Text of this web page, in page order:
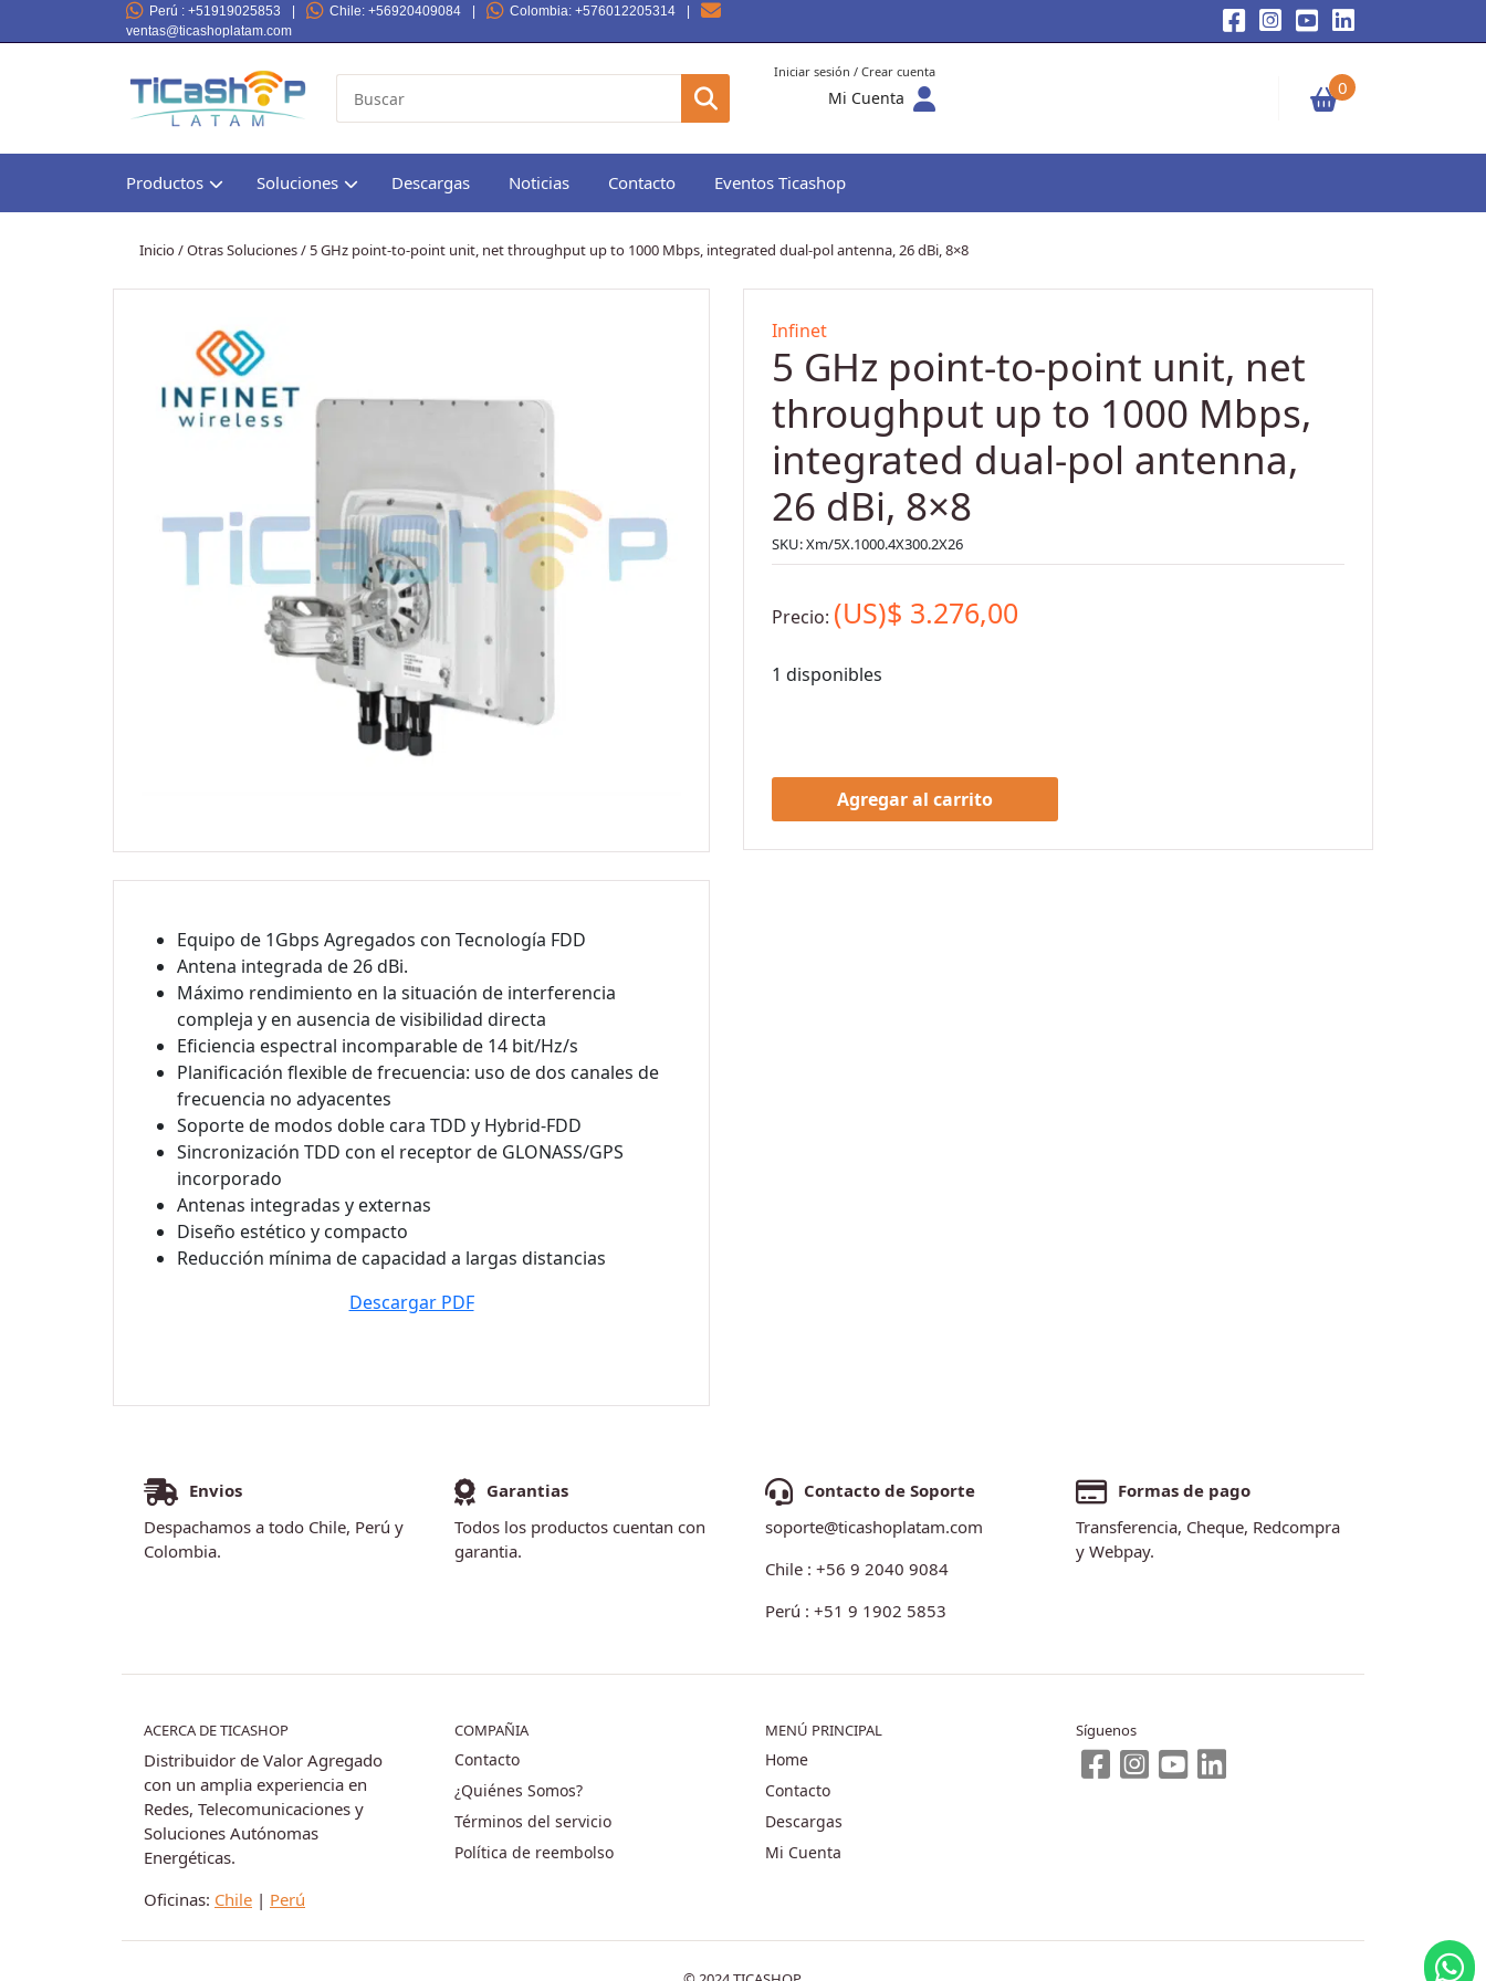
Perú : +51919025853 | Chile: +56920409084 | Colombia: +576012205314
|
ventas@ticashoplatam.com
Iniciar sesión / Crear cuenta
Mi Cuenta 0
Productos Soluciones Descargas Noticias Contacto Eventos Ticashop
Inicio/Otras Soluciones/ 5 GHz point-to-point unit, net throughput up to 1000 Mbps, integrated dual-pol antenna, 26 dBi, 8×8
Infinet
5 GHz point-to-point unit, net
throughput up to 1000 Mbps,
integrated dual-pol antenna,
26 dBi, 8×8
SKU:Xm/5X.1000.4X300.2X26
Precio: (US)$ 3.276,00
1 disponibles
Agregar al carrito
Equipo de 1Gbps Agregados con Tecnología FDD
Antena integrada de 26 dBi.
Máximo rendimiento en la situación de interferencia
compleja y en ausencia de visibilidad directa
Eficiencia espectral incomparable de 14 bit/Hz/s
Planificación flexible de frecuencia: uso de dos canales de
frecuencia no adyacentes
Soporte de modos doble cara TDD y Hybrid-FDD
Sincronización TDD con el receptor de GLONASS/GPS
incorporado
Antenas integradas y externas
Diseño estético y compacto
Reducción mínima de capacidad a largas distancias
Descargar PDF
Envios
Despachamos a todo Chile, Perú y
Colombia.
Garantias
Todos los productos cuentan con
garantia.
Contacto de Soporte
soporte@ticashoplatam.com
Chile : +56 9 2040 9084
Perú : +51 9 1902 5853
Formas de pago
Transferencia, Cheque, Redcompra
y Webpay.
ACERCA DE TICASHOP
Distribuidor de Valor Agregado
con un amplia experiencia en
Redes, Telecomunicaciones y
Soluciones Autónomas
Energéticas.
Oficinas: Chile | Perú
COMPAÑIA
Contacto
¿Quiénes Somos?
Términos del servicio
Política de reembolso
MENÚ PRINCIPAL
Home
Contacto
Descargas
Mi Cuenta
Síguenos